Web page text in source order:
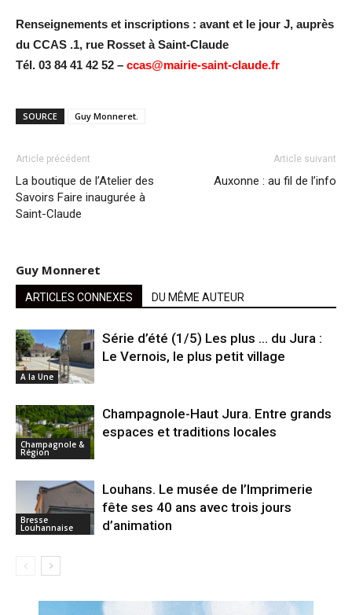
Renseignements et inscriptions : avant et le jour J, auprès
du CCAS .1, rue Rosset à Saint-Claude
Tél. 03 84 41 42 52 – ccas@mairie-saint-claude.fr
SOURCE Guy Monneret.
Article précédent
La boutique de l’Atelier des
Savoirs Faire inaugurée à
Saint-Claude
Article suivant
Auxonne : au fil de l’info
Guy Monneret
ARTICLES CONNEXES DU MÊME AUTEUR
A la Une
Série d’été (1/5) Les plus … du Jura :
Le Vernois, le plus petit village
Champagnole &
Région
Champagnole-Haut Jura. Entre grands
espaces et traditions locales
Bresse
Louhannaise
Louhans. Le musée de l’Imprimerie
fête ses 40 ans avec trois jours
d’animation